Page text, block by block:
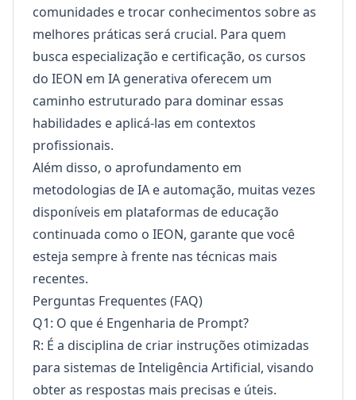
comunidades e trocar conhecimentos sobre as
melhores práticas será crucial. Para quem
busca especialização e certificação, os cursos
do IEON em IA generativa oferecem um
caminho estruturado para dominar essas
habilidades e aplicá-las em contextos
profissionais.
Além disso, o aprofundamento em
metodologias de IA e automação, muitas vezes
disponíveis em plataformas de educação
continuada como o IEON, garante que você
esteja sempre à frente nas técnicas mais
recentes.
Perguntas Frequentes (FAQ)
Q1: O que é Engenharia de Prompt?
R: É a disciplina de criar instruções otimizadas
para sistemas de Inteligência Artificial, visando
obter as respostas mais precisas e úteis.